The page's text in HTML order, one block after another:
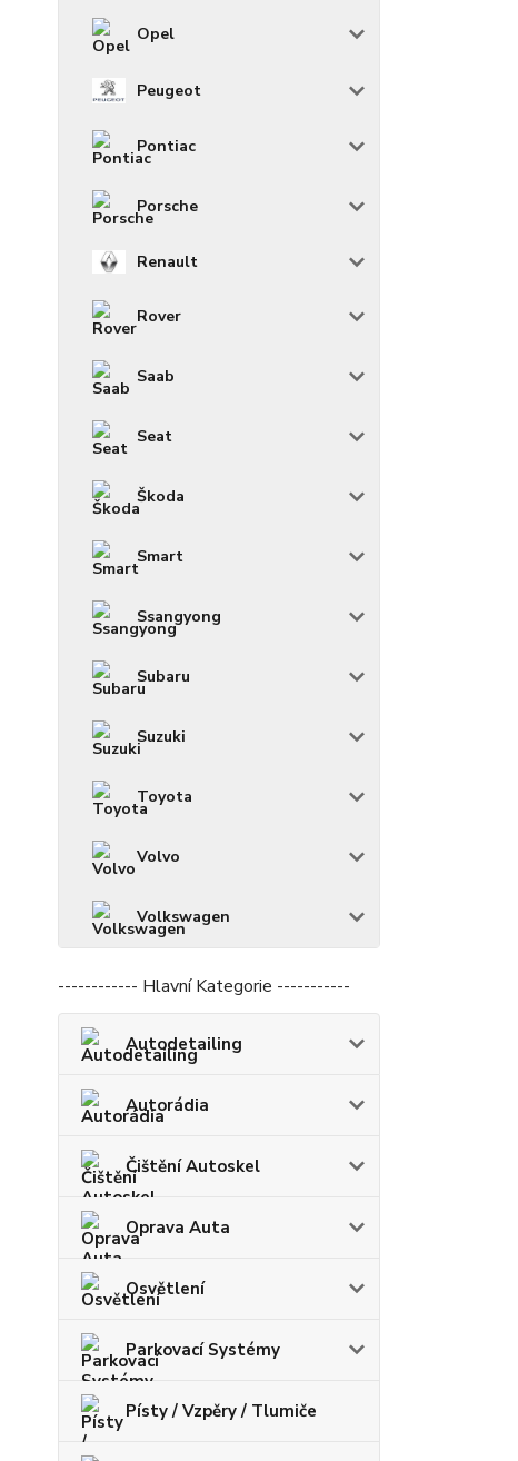
Opel
Peugeot
Pontiac
Porsche
Renault
Rover
Saab
Seat
Škoda
Smart
Ssangyong
Subaru
Suzuki
Toyota
Volvo
Volkswagen
------------ Hlavní Kategorie -----------
Autodetailing
Autorádia
Čištění Autoskel
Oprava Auta
Osvětlení
Parkovací Systémy
Písty / Vzpěry / Tlumiče